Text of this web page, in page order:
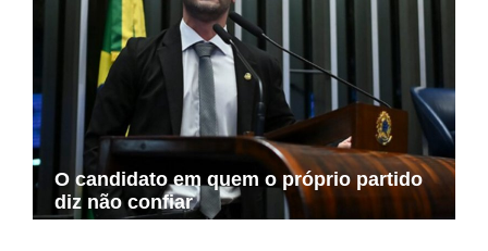
O candidato em quem o próprio partido
diz não confiar